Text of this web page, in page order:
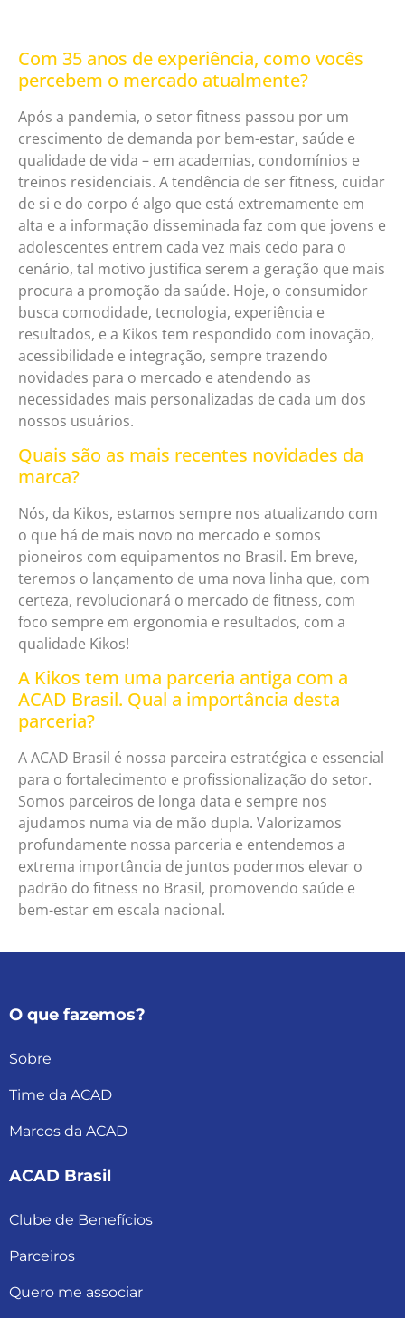
Com 35 anos de experiência, como vocês
percebem o mercado atualmente?
Após a pandemia, o setor fitness passou por um
crescimento de demanda por bem-estar, saúde e
qualidade de vida – em academias, condomínios e
treinos residenciais. A tendência de ser fitness, cuidar
de si e do corpo é algo que está extremamente em
alta e a informação disseminada faz com que jovens e
adolescentes entrem cada vez mais cedo para o
cenário, tal motivo justifica serem a geração que mais
procura a promoção da saúde. Hoje, o consumidor
busca comodidade, tecnologia, experiência e
resultados, e a Kikos tem respondido com inovação,
acessibilidade e integração, sempre trazendo
novidades para o mercado e atendendo as
necessidades mais personalizadas de cada um dos
nossos usuários.
Quais são as mais recentes novidades da
marca?
Nós, da Kikos, estamos sempre nos atualizando com
o que há de mais novo no mercado e somos
pioneiros com equipamentos no Brasil. Em breve,
teremos o lançamento de uma nova linha que, com
certeza, revolucionará o mercado de fitness, com
foco sempre em ergonomia e resultados, com a
qualidade Kikos!
A Kikos tem uma parceria antiga com a
ACAD Brasil. Qual a importância desta
parceria?
A ACAD Brasil é nossa parceira estratégica e essencial
para o fortalecimento e profissionalização do setor.
Somos parceiros de longa data e sempre nos
ajudamos numa via de mão dupla. Valorizamos
profundamente nossa parceria e entendemos a
extrema importância de juntos podermos elevar o
padrão do fitness no Brasil, promovendo saúde e
bem-estar em escala nacional.
O que fazemos?
Sobre
Time da ACAD
Marcos da ACAD
ACAD Brasil
Clube de Benefícios
Parceiros
Quero me associar